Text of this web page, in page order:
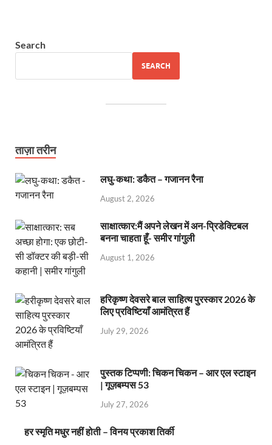
Search
SEARCH
ताज़ा तरीन
लघु-कथा: डकैत – गजानन रैना
August 2, 2026
साक्षात्कार:मैं अपने लेखन में अन-प्रिडेक्टिबल
बनना चाहता हूँ- समीर गांगुली
August 1, 2026
हरिकृष्ण देवसरे बाल साहित्य पुरस्कार 2026 के
लिए प्रविष्टियाँ आमंत्रित हैं
July 29, 2026
पुस्तक टिप्पणी: चिकन चिकन – आर एल स्टाइन
| गूज़बम्पस 53
July 27, 2026
हर स्मृति मधुर नहीं होती – विनय प्रकाश तिर्की